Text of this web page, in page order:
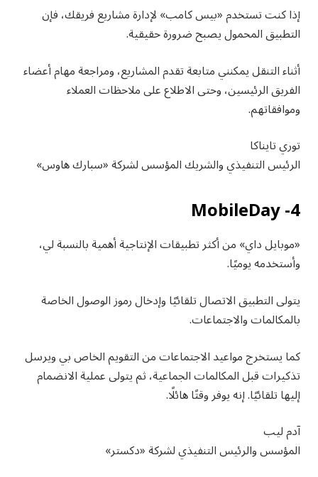
إذا كنت تستخدم «بيس كامب» لإدارة مشاريع فريقك، فإن
التطبيق المحمول يصبح ضرورة حقيقية.
أثناء التنقل يمكنني متابعة تقدم المشاريع، ومراجعة مهام أعضاء
الفريق الرئيسين، وحتى الاطلاع على ملاحظات العملاء
وموافقاتهم.
توري تايناكا
الرئيس التنفيذي والشريك المؤسس لشركة «سبارك هاوس»
4- MobileDay
«موبايل داي» من أكثر تطبيقات الإنتاجية أهمية بالنسبة لي،
وأستخدمه يوميًا.
يتولى التطبيق الاتصال تلقائيًا وإدخال رموز الوصول الخاصة
بالمكالمات والاجتماعات.
كما يستخرج مواعيد الاجتماعات من التقويم الخاص بي ويرسل
تذكيرات قبل المكالمات الجماعية، ثم يتولى عملية الانضمام
إليها تلقائيًا. إنه يوفر وقتًا هائلًا.
آدم ليب
المؤسس والرئيس التنفيذي لشركة «دكستر»